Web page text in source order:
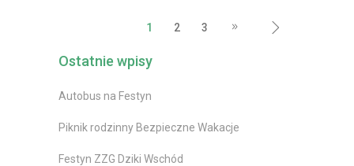
1 2 3
Ostatnie wpisy
Autobus na Festyn
Piknik rodzinny Bezpieczne Wakacje
Festyn ZZG Dziki Wschód